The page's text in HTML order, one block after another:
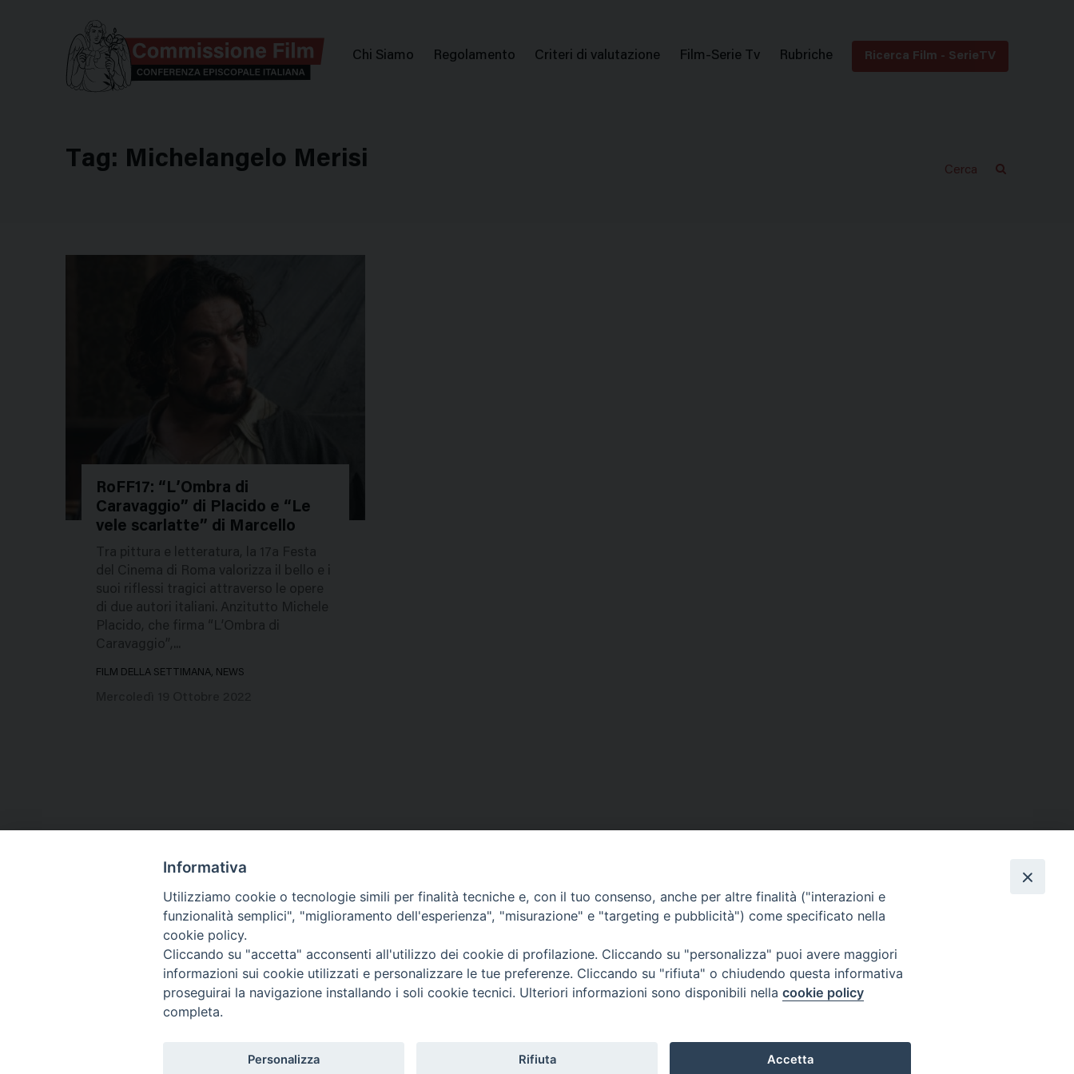
Menu
Chi Siamo Regolamento Criteri di valutazione Film-Serie Tv Rubriche Ricerca Film - SerieTV
Tag: Michelangelo Merisi
51589
RoFF17: “L’Ombra di
Caravaggio” di Placido e “Le
vele scarlatte” di Marcello
Tra pittura e letteratura, la 17a Festa
del Cinema di Roma valorizza il bello e i
suoi riflessi tragici attraverso le opere
di due autori italiani. Anzitutto Michele
Placido, che firma “L’Ombra di
Caravaggio”,...
FILM DELLA SETTIMANA, NEWS
Contatti & Info
C.ne Aurelia, 50 – 00165 Roma
Credits
Scrivi a: cnvf@chiesacattolica.it
Privacy Policy
Titolo
Informativa
Utilizziamo cookie o tecnologie simili per finalità tecniche e, con il tuo consenso, anche per altre finalità ("interazioni e
funzionalità semplici", "miglioramento dell'esperienza", "misurazione" e "targeting e pubblicità") come specificato nella
cookie policy.
Cliccando su "accetta" acconsenti all'utilizzo dei cookie di profilazione. Cliccando su "personalizza" puoi avere maggiori
informazioni sui cookie utilizzati e personalizzare le tue preferenze. Cliccando su "rifiuta" o chiudendo questa informativa
proseguirai la navigazione installando i soli cookie tecnici. Ulteriori informazioni sono disponibili nella cookie policy
completa.
Personalizza Rifiuta Accetta